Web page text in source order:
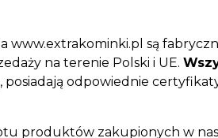
www.extrakominki.pl są
na terenie Polski i UE.
, posiadają odpowiednie
produktów zakupionych w